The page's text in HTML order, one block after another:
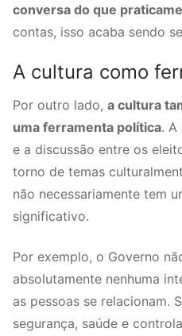
conversa do que
contas, isso acaba sendo
A cultura como
Por outro lado, a cultura
uma ferramenta política. A
e a discussão entre os
torno de temas
não necessariamente tem
significativo.
Por exemplo, o Governo
absolutamente nenhuma
as pessoas se relacionam.
segurança, saúde e